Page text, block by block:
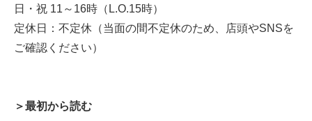
日・祝 11～16時（L.O.15時）
定休日：不定休（当面の間不定休のため、店頭やSNSを
ご確認ください）
＞最初から読む